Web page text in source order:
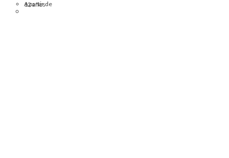
A partir de 12 años